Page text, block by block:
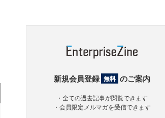
新規会員登録 無料 のご案内
・全ての過去記事が閲覧できます
・会員限定メルマガを受信できます